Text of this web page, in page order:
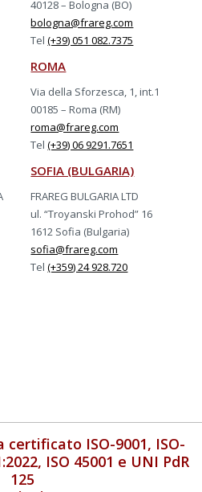
40128 – Bologna (BO)
bologna@frareg.com
Tel(+39) 051 082.7375
ROMA
Via della Sforzesca, 1, int.1
00185 – Roma (RM)
roma@frareg.com
Tel(+39) 06 9291.7651
SOFIA (BULGARIA)
FRAREG BULGARIA LTD
ul. “Troyanski Prohod” 16
1612 Sofia (Bulgaria)
sofia@frareg.com
Tel(+359) 24 928.720
certificato ISO-9001, ISO-
ISO 45001 e UNI PdR
125